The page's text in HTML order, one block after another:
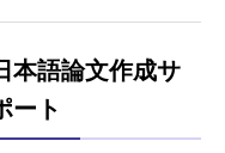
本語論文作成サ
ート